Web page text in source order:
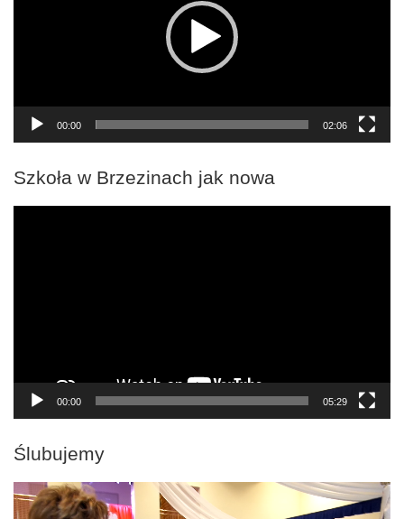
00:00 02:06
Szkoła w Brzezinach jak nowa
00:00 05:29
Ślubujemy
Odtwarzacz
video